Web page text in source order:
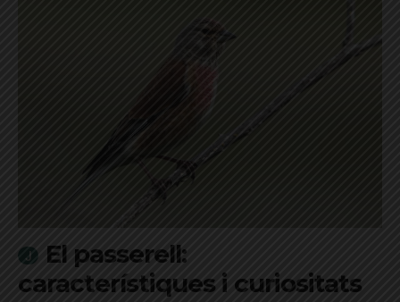
El passerell:
característiques i curiositats